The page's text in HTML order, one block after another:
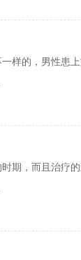
样的，男性患
期，而且治疗